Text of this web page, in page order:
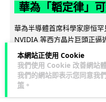
本網站正使用 Cookie
我們使用 Cookie 改善網站
我們的網站即表示您同意我
策 。
華為「韜定律」
華為半導體首席科學家廖恒
NVIDIA 等西方晶片巨頭正逼
濟效益。他同時介紹華為...
1,596 602↗ 分享